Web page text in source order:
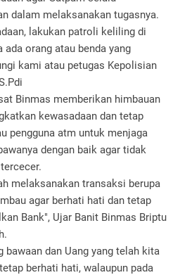
dalam melaksanakan tugasnya.
lakukan patroli keliling di
orang atau benda yang
kami atau petugas Kepolisian
Binmas memberikan himbauan
kewasadaan dan tetap
pengguna atm untuk menjaga
dengan baik agar tidak
melaksanakan transaksi berupa
agar berhati hati dan tetap
Bank", Ujar Banit Binmas Briptu
bawaan dan Uang yang telah kita
berhati hati, walaupun pada